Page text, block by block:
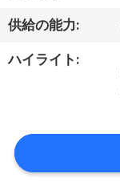
て
工
旅
行
供給の能力:
ハイライト: